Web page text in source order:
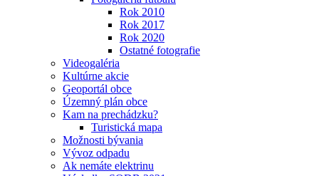
Rok 2010
Rok 2017
Rok 2020
Ostatné fotografie
Videogaléria
Kultúrne akcie
Geoportál obce
Územný plán obce
Kam na prechádzku?
Turistická mapa
Možnosti bývania
Vývoz odpadu
Ak nemáte elektrinu